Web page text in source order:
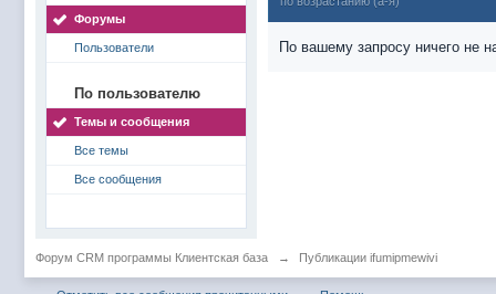
Форумы
Пользователи
По пользователю
Темы и сообщения
Все темы
Все сообщения
По вашему запросу ничего не
Форум CRM программы Клиентская база → Публикации ifumipmewivi